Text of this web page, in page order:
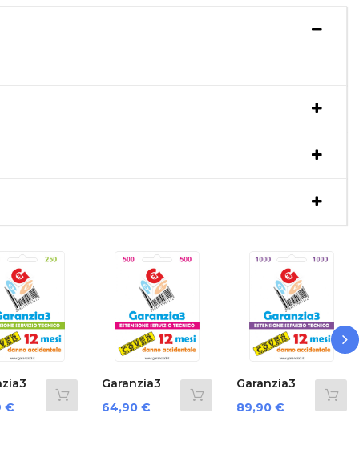
€
Garanzia3
Mesi...
Prezzo
89,90 €
Garanzia3
G3Cnpd3500...
Prezzo
124,90 €